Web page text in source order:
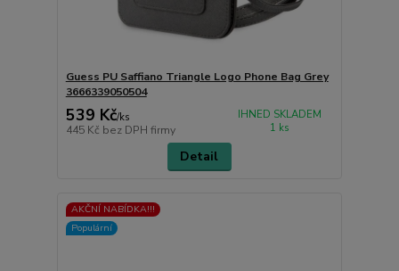
Guess PU Saffiano Triangle Logo Phone Bag Grey
3666339050504
539 Kč/ks
445 Kč bez DPH firmy
IHNED SKLADEM
1 ks
Detail
AKČNÍ NABÍDKA!!!
Populární